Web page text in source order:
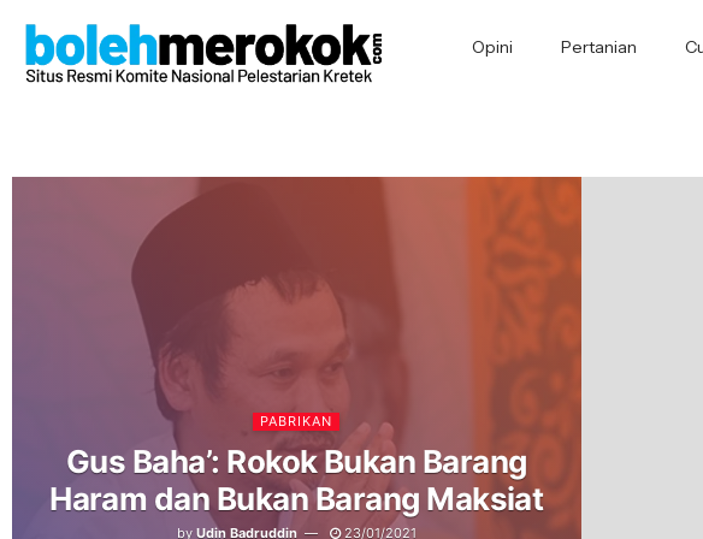
Opini Pertanian
PABRIKAN
Gus Baha’: Rokok Bukan Barang
Haram dan Bukan Barang Maksiat
by Udin Badruddin 23/01/2021